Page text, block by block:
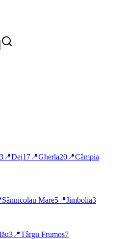
📍Dej17 📍Gherla20 📍Câmpia
Sânnicolau Mare5 📍Jimbolia3
3 📍Târgu Frumos7